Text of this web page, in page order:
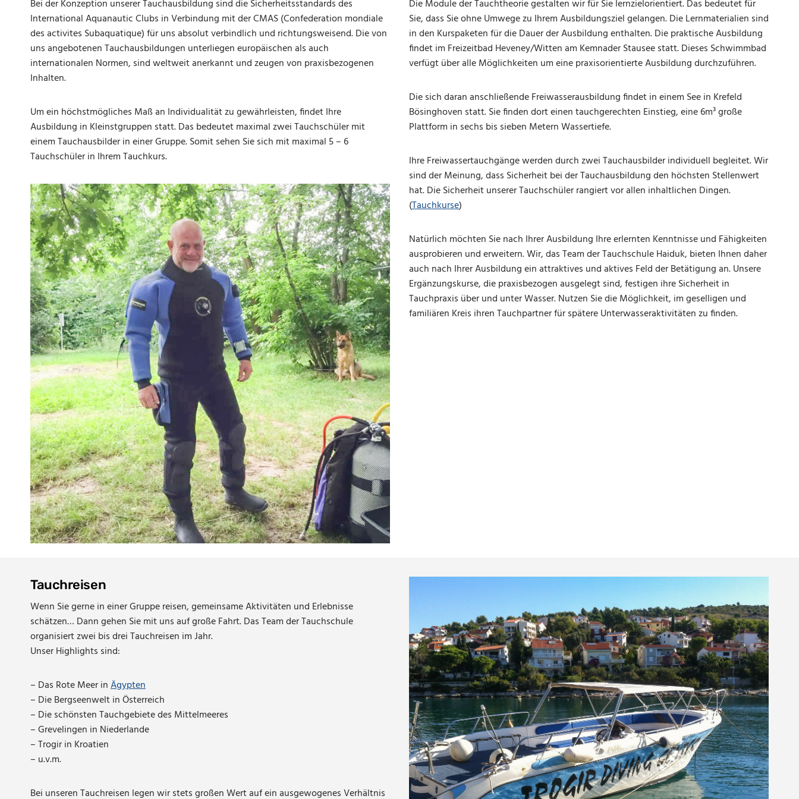
Bei der Konzeption unserer Tauchausbildung sind die Sicherheitsstandards des
International Aquanautic Clubs in Verbindung mit der CMAS (Confederation mondiale
des activites Subaquatique) für uns absolut verbindlich und richtungsweisend. Die von
uns angebotenen Tauchausbildungen unterliegen europäischen als auch
internationalen Normen, sind weltweit anerkannt und zeugen von praxisbezogenen
Inhalten.
Um ein höchstmögliches Maß an Individualität zu gewährleisten, findet Ihre
Ausbildung in Kleinstgruppen statt. Das bedeutet maximal zwei Tauchschüler mit
einem Tauchausbilder in einer Gruppe. Somit sehen Sie sich mit maximal 5 – 6
Tauchschüler in Ihrem Tauchkurs.
Die Module der Tauchtheorie gestalten wir für Sie lernzielorientiert. Das bedeutet für
Sie, dass Sie ohne Umwege zu Ihrem Ausbildungsziel gelangen. Die Lernmaterialien sind
in den Kurspaketen für die Dauer der Ausbildung enthalten. Die praktische Ausbildung
findet im Freizeitbad Heveney/Witten am Kemnader Stausee statt. Dieses Schwimmbad
verfügt über alle Möglichkeiten um eine praxisorientierte Ausbildung durchzuführen.
Die sich daran anschließende Freiwasserausbildung findet in einem See in Krefeld
Bösinghoven statt. Sie finden dort einen tauchgerechten Einstieg, eine 6m³ große
Plattform in sechs bis sieben Metern Wassertiefe.
Ihre Freiwassertauchgänge werden durch zwei Tauchausbilder individuell begleitet. Wir
sind der Meinung, dass Sicherheit bei der Tauchausbildung den höchsten Stellenwert
hat. Die Sicherheit unserer Tauchschüler rangiert vor allen inhaltlichen Dingen.
(Tauchkurse)
Natürlich möchten Sie nach Ihrer Ausbildung Ihre erlernten Kenntnisse und Fähigkeiten
ausprobieren und erweitern. Wir, das Team der Tauchschule Haiduk, bieten Ihnen daher
auch nach Ihrer Ausbildung ein attraktives und aktives Feld der Betätigung an. Unsere
Ergänzungskurse, die praxisbezogen ausgelegt sind, festigen ihre Sicherheit in
Tauchpraxis über und unter Wasser. Nutzen Sie die Möglichkeit, im geselligen und
familiären Kreis ihren Tauchpartner für spätere Unterwasseraktivitäten zu finden.
Tauchreisen
Wenn Sie gerne in einer Gruppe reisen, gemeinsame Aktivitäten und Erlebnisse
schätzen… Dann gehen Sie mit uns auf große Fahrt. Das Team der Tauchschule
organisiert zwei bis drei Tauchreisen im Jahr.
Unser Highlights sind:
– Das Rote Meer inÄgypten
– Die Bergseenwelt in Österreich
– Die schönsten Tauchgebiete des Mittelmeeres
– Grevelingen in Niederlande
– Trogir in Kroatien
– u.v.m.
Bei unseren Tauchreisen legen wir stets großen Wert auf ein ausgewogenes Verhältnis